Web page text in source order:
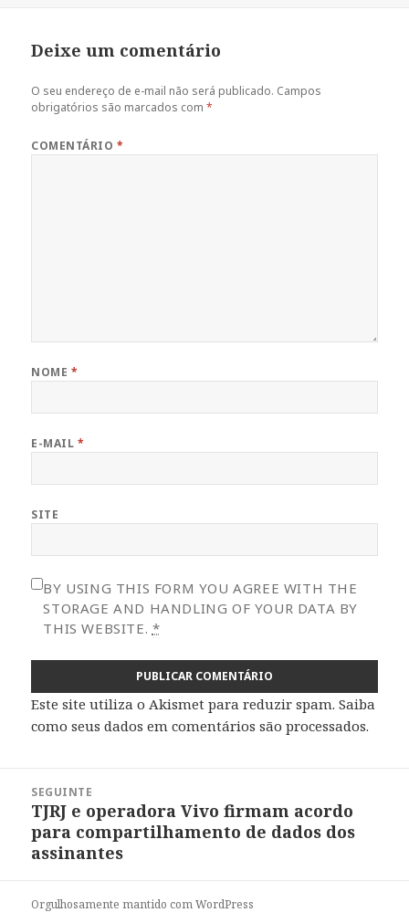
Deixe um comentário
O seu endereço de e-mail não será publicado. Campos
obrigatórios são marcados com*
COMENTÁRIO *
NOME *
E-MAIL *
SITE
BY USING THIS FORM YOU AGREE WITH THE
STORAGE AND HANDLING OF YOUR DATA BY
THIS WEBSITE. *
Este site utiliza o Akismet para reduzir spam.Saiba
como seus dados em comentários são processados.
SEGUINTE
Próximo
post:
TJRJ e operadora Vivo firmam acordo
para compartilhamento de dados dos
assinantes
Orgulhosamente mantido com WordPress